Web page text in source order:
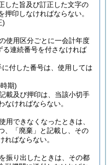
した旨及び訂正した文字の
印しなければならない。
)
使用区分ごとに一会計年度
る連続番号を付さなければ
付した番号は、使用しては
期)
載及び押印は、当該小切手
なければならない。
用できなくなったときは、
、「廃棄」と記載し、その
ればならない。
振り出したときは、その都